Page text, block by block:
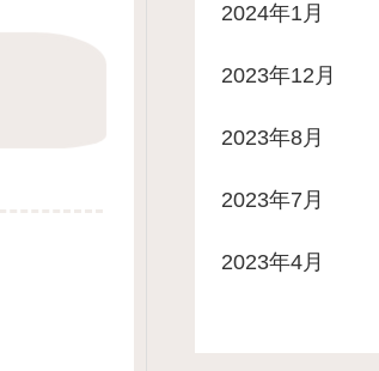
2024年1月
2023年12月
2023年8月
2023年7月
2023年4月